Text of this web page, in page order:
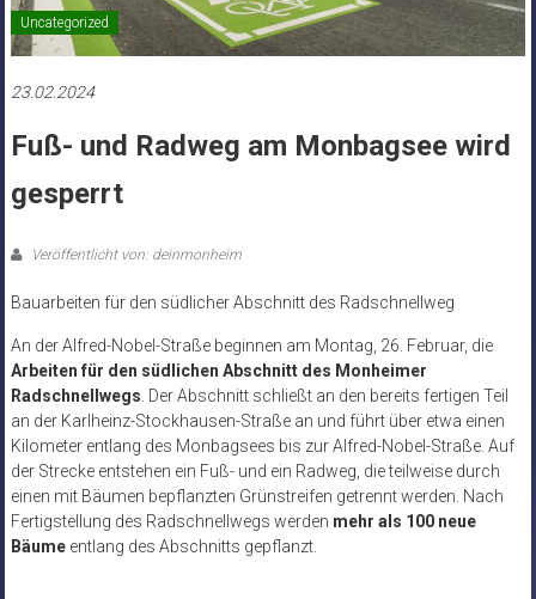
Uncategorized
23.02.2024
Fuß- und Radweg am Monbagsee wird
gesperrt
Veröffentlicht von: deinmonheim
Bauarbeiten für den südlicher Abschnitt des Radschnellweg
An der Alfred-Nobel-Straße beginnen am Montag, 26. Februar, die
Arbeiten für den südlichen Abschnitt des Monheimer
Radschnellwegs. Der Abschnitt schließt an den bereits fertigen Teil
an der Karlheinz-Stockhausen-Straße an und führt über etwa einen
Kilometer entlang des Monbagsees bis zur Alfred-Nobel-Straße. Auf
der Strecke entstehen ein Fuß- und ein Radweg, die teilweise durch
einen mit Bäumen bepflanzten Grünstreifen getrennt werden. Nach
Fertigstellung des Radschnellwegs werden mehr als 100 neue
Bäumeentlang des Abschnitts gepflanzt.